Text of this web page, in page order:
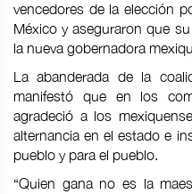
vencedores de la elección
México y aseguraron que
la nueva gobernadora
La abanderada de la
manifestó que en los
agradeció a los
alternancia en el estado e
pueblo y para el pueblo.
“Quien gana no es la